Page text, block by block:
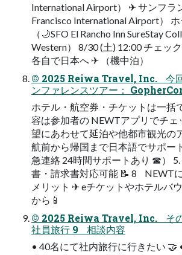
International Airport） ✈ サンフラ
Francisco International Airport）
（🌙SFO El Rancho Inn SureStay
Western） 8/30 (土) 12:00 チェッ
各自で日本へ ✈ （機中泊）
© 2025 Reiwa Travel, Inc. 今回
ンファレンスツアー：
ホテル・航空券・チケットは一括
容は参加者の NEWTアプリでチェ
望にあわせて延泊や他都市観光の
航前から帰国まで日本語でサポー
急連絡 24時間サポートあり ☎）
書・請求書対応可能 📝 8 NEWT
メリット ✈ eチケットやホテルバ
から📱
© 2025 Reiwa Travel, Inc. そ
社員旅行 9 相談内容
• 40名にて社内旅行に行きたい 🤝